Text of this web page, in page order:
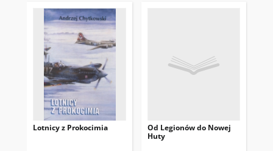
Lotnicy z Prokocimia
Od Legionów do Nowej
Huty